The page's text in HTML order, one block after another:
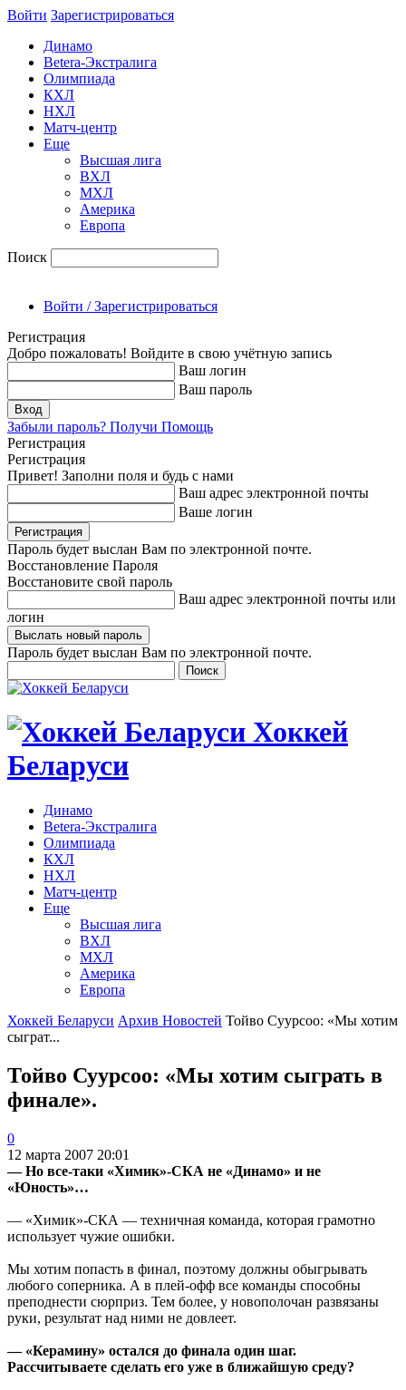
Войти Зарегиcтрироваться
Динамо
Betera-Экстралига
Олимпиада
КХЛ
НХЛ
Матч-центр
Еще
Высшая лига
ВХЛ
МХЛ
Америка
Европа
Поиск
Войти / Зарегистрироваться
Регистрация
Добро пожаловать! Войдите в свою учётную запись
Ваш логин
Ваш пароль
Забыли пароль? Получи Помощь
Регистрация
Регистрация
Привет! Заполни поля и будь с нами
Ваш адрес электронной почты
Ваше логин
Пароль будет выслан Вам по электронной почте.
Восстановление Пароля
Восстановите свой пароль
Ваш адрес электронной почты или
логин
Пароль будет выслан Вам по электронной почте.
Хоккей
Беларуси
Динамо
Betera-Экстралига
Олимпиада
КХЛ
НХЛ
Матч-центр
Еще
Высшая лига
ВХЛ
МХЛ
Америка
Европа
Хоккей Беларуси Архив Новостей Тойво Суурсоо: «Мы хотим
сыграт...
Тойво Суурсоо: «Мы хотим сыграть в
финале».
0
12 марта 2007 20:01
— Но все-таки «Химик»-СКА не «Динамо» и не
«Юность»…
— «Химик»-СКА — техничная команда, которая грамотно
использует чужие ошибки.
Мы хотим попасть в финал, поэтому должны обыгрывать
любого соперника. А в плей-офф все команды способны
преподнести сюрприз. Тем более, у новополочан развязаны
руки, результат над ними не довлеет.
— «Керамину» остался до финала один шаг.
Рассчитываете сделать его уже в ближайшую среду?